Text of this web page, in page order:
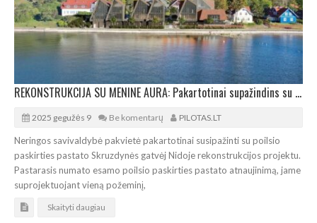
REKONSTRUKCIJA SU MENINE AURA: Pakartotinai supažindins su poilsinės Nidoje projektu
2025 gegužės 9 Be komentarų PILOTAS.LT
Neringos savivaldybė pakvietė pakartotinai susipažinti su poilsio
paskirties pastato Skruzdynės gatvėj Nidoje rekonstrukcijos projektu.
Pastarasis numato esamo poilsio paskirties pastato atnaujinimą, jame
suprojektuojant vieną požeminį,
Skaityti daugiau